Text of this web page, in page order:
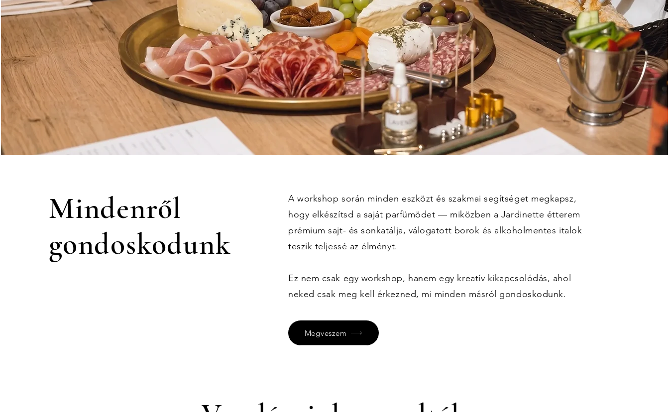
Mindenről
gondoskodunk
A workshop során minden eszközt és szakmai segítséget megkapsz,
hogy elkészítsd a saját parfümödet — miközben a Jardinette étterem
prémium sajt- és sonkatálja, válogatott borok és alkoholmentes italok
teszik teljessé az élményt.
Ez nem csak egy workshop, hanem egy kreatív kikapcsolódás, ahol
neked csak meg kell érkezned, mi minden másról gondoskodunk.
Megveszem